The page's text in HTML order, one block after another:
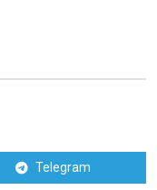
Telegram